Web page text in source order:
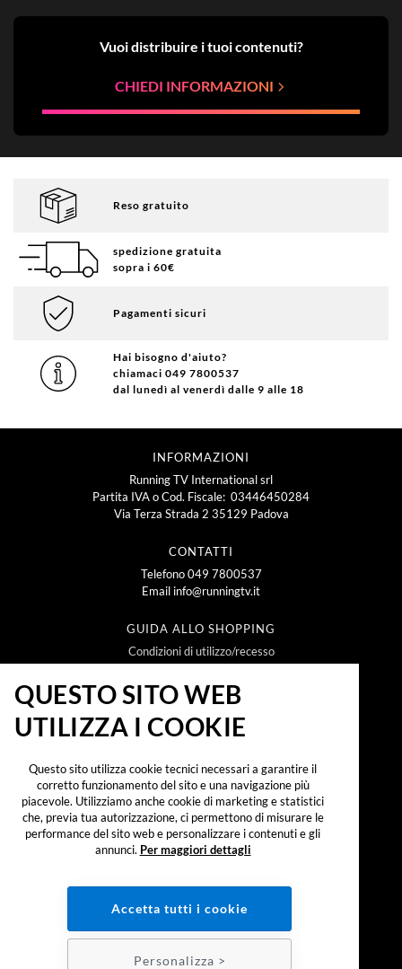
Vuoi distribuire i tuoi contenuti?
CHIEDI INFORMAZIONI
Reso gratuito
spedizione gratuita
sopra i 60€
Pagamenti sicuri
Hai bisogno d'aiuto?
chiamaci 049 7800537
dal lunedì al venerdì dalle 9 alle 18
INFORMAZIONI
Running TV International srl
Partita IVA o Cod. Fiscale: 03446450284
Via Terza Strada 2 35129 Padova
CONTATTI
Telefono049 7800537
Email info@runningtv.it
GUIDA ALLO SHOPPING
Condizioni di utilizzo/recesso
Metodi e spese di spedizione
Policy Privacy
Policy Cookie
NEWSLETTER
Iscrivendomi alla newsletter dichiaro di aver preso
visione dell'informativa sul trattamento dei dati
personali secondo il reg. UE 2016/679 ("GDPR")
accetto di ricevere promozioni, offerte e
PAGAMENTI:
QUESTO SITO WEB
UTILIZZA I COOKIE
Questo sito utilizza cookie tecnici necessari a garantire il
corretto funzionamento del sito e una navigazione più
piacevole. Utilizziamo anche cookie di marketing e statistici
che, previa tua autorizzazione, ci permettono di misurare le
performance del sito web e personalizzare i contenuti e gli
annunci. Per maggiori dettagli
Accetta tutti i cookie
Personalizza >